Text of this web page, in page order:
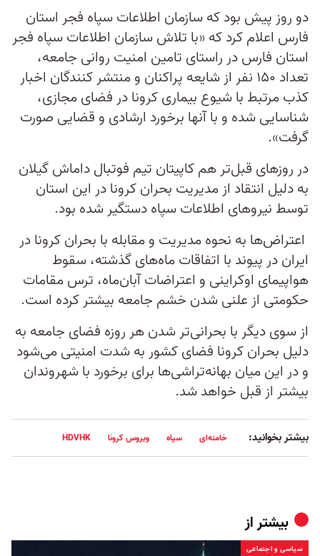
دو روز پیش بود که سازمان اطلاعات سپاه فجر استان
فارس اعلام کرد که «با تلاش سازمان اطلاعات سپاه فجر
استان فارس در راستای تامین امنیت روانی جامعه،
تعداد ۱۵۰ نفر از شایعه پراکنان و منتشر کنندگان اخبار
کذب مرتبط با شیوع بیماری کرونا در فضای مجازی،
شناسایی شده و با آنها برخورد ارشادی و قضایی صورت
گرفت».
در روزهای قبل‌تر هم کاپیتان تیم فوتبال داماش گیلان
به دلیل انتقاد از مدیریت بحران کرونا در این استان
توسط نیروهای اطلاعات سپاه دستگیر شده بود.
اعتراض‌ها به نحوه مدیریت و مقابله با بحران کرونا در
ایران در پیوند با اتفاقات ماه‌های گذشته، سقوط
هواپیمای اوکراینی و اعتراضات آبان‌ماه، ترس مقامات
حکومتی از علنی شدن خشم جامعه بیشتر کرده است.
از سوی دیگر با بحرانی‌تر شدن هر روزه فضای جامعه به
دلیل بحران کرونا فضای کشور به شدت امنیتی می‌شود
و در این میان بهانه‌تراشی‌ها برای برخورد با شهروندان
بیشتر از قبل خواهد شد.
بیشتر بخوانید: خامنه‌ای سپاه ویروس کرونا HDVHK
بیشتر از
سیاسی و اجتماعی